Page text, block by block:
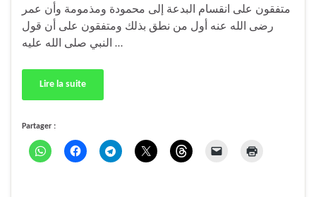
متفقون على انقسام البدعة إلى محمودة ومذمومة وأن عمر
رضى الله عنه أول من نطق بذلك ومتفقون على أن قول
النبي صلى الله عليه …
Lire la suite
Partager :